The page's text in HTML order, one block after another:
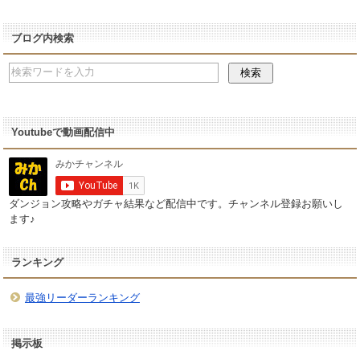
ブログ内検索
Youtubeで動画配信中
ダンジョン攻略やガチャ結果など配信中です。チャンネル登録お願いし
ます♪
ランキング
最強リーダーランキング
掲示板